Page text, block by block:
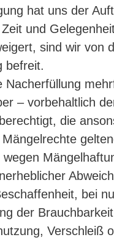
hat uns der
und
sind wir von
befreit.
Nacherfüllung
– vorbehaltlich
die
bei
der
Verschleiß